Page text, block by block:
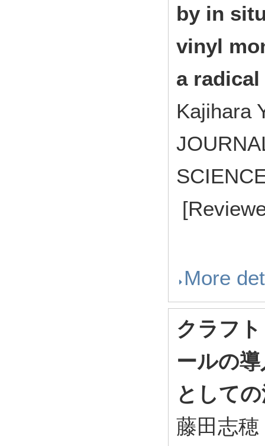
by in
vinyl
a
Kajihara
More
クラフ
ールの
として
藤田志